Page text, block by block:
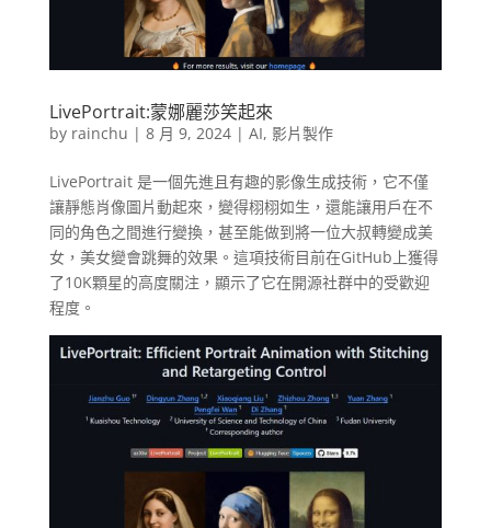
LivePortrait:蒙娜麗莎笑起來
by rainchu | 8 月 9, 2024| AI, 影片製作
LivePortrait 是一個先進且有趣的影像生成技術，它不僅
讓靜態肖像圖片動起來，變得栩栩如生，還能讓用戶在不
同的角色之間進行變換，甚至能做到將一位大叔轉變成美
女，美女變會跳舞的效果。這項技術目前在GitHub上獲得
了10K顆星的高度關注，顯示了它在開源社群中的受歡迎
程度。